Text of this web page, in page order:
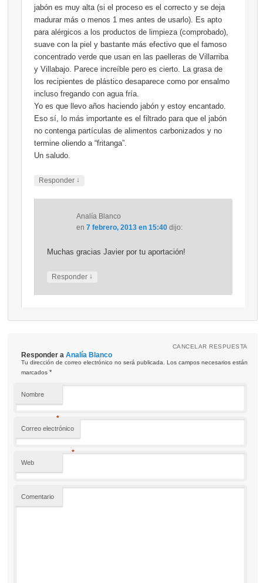
jabón es muy alta (si el proceso es el correcto y se deja
madurar más o menos 1 mes antes de usarlo). Es apto
para alérgicos a los productos de limpieza (comprobado),
suave con la piel y bastante más efectivo que el famoso
concentrado verde que usan en las paelleras de Villarriba
y Villabajo. Parece increíble pero es cierto. La grasa de
los recipientes de plástico desaparece como por ensalmo
incluso fregando con agua fría.
Yo es que llevo años haciendo jabón y estoy encantado.
Eso sí, lo más importante es el filtrado para que el jabón
no contenga partículas de alimentos carbonizados y no
termine oliendo a “fritanga”.
Un saludo.
Responder ↓
Analía Blanco
en 7 febrero, 2013 en 15:40 dijo:
Muchas gracias Javier por tu aportación!
Responder ↓
Responder a Analía Blanco
CANCELAR RESPUESTA
Tu dirección de correo electrónico no será publicada. Los campos necesarios están
marcados *
Nombre
*
Correo electrónico
*
Web
Comentario